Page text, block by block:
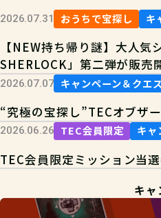
2026.07.31 おうちで宝探し キ
【NEW持ち帰り謎】大人気
SHERLOCK」第二弾が販売
2026.07.07 キャンペーン＆クエ
“究極の宝探し”TECオブザ
2026.06.26 TEC会員限定 キャ
TEC会員限定ミッション当選
キャ